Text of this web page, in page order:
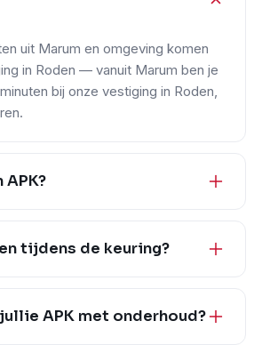
uit Marum en omgeving komen
in Roden — vanuit Marum ben je
bij onze vestiging in Roden,
tijdens de keuring?
APK met onderhoud?